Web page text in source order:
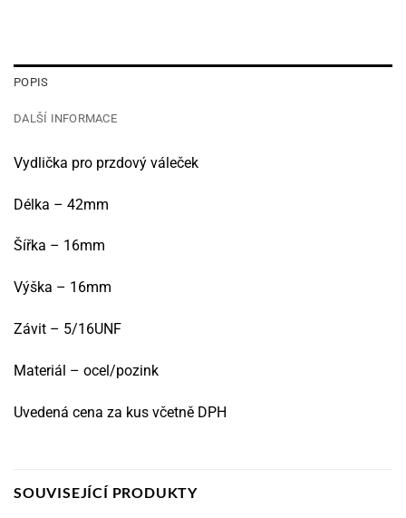
POPIS
DALŠÍ INFORMACE
Vydlička pro przdový váleček
Délka – 42mm
Šířka – 16mm
Výška – 16mm
Závit – 5/16UNF
Materiál – ocel/pozink
Uvedená cena za kus včetně DPH
SOUVISEJÍCÍ PRODUKTY